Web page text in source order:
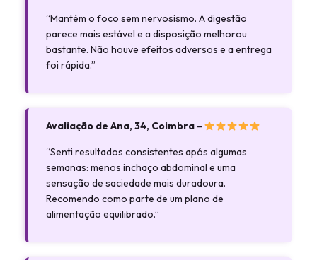
“Mantém o foco sem nervosismo. A digestão
parece mais estável e a disposição melhorou
bastante. Não houve efeitos adversos e a entrega
foi rápida.”
Avaliação de Ana, 34, Coimbra–
“Senti resultados consistentes após algumas
semanas: menos inchaço abdominal e uma
sensação de saciedade mais duradoura.
Recomendo como parte de um plano de
alimentação equilibrado.”